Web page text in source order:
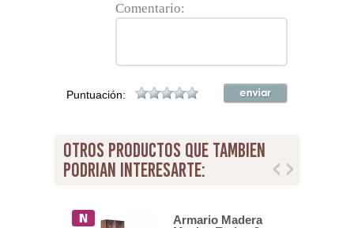
Comentario:
Puntuación:
otros productos que tambien
podrian interesarte:
Armario Madera